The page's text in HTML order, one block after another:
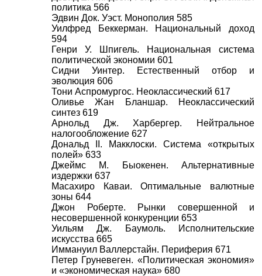
политика 566
Эдвин Док. Уэст. Монополия 585
Уилфред Беккерман. Национальный доход
594
Генри У. Шпигель. Национальная система
политической экономии 601
Сидни Уинтер. Естественный отбор и
эволюция 606
Тони Аспромургос. Неоклассический 617
Оливье Жан Бланшар. Неоклассический
синтез 619
Арнольд Дж. Харбергер. Нейтральное
налогообложение 627
Дональд II. Макклоски. Система «открытых
полей» 633
Джеймс М. Быокенен. Альтернативные
издержки 637
Масахиро Каваи. Оптимальные валютные
зоны 644
Джон Роберте. Рынки совершенной и
несовершенной конкуренции 653
Уильям Дж. Баумоль. Исполнительские
искусства 665
Иммануил Валлерстайн. Периферия 671
Петер Груневеген. «Политическая экономия»
и «экономическая наука» 680